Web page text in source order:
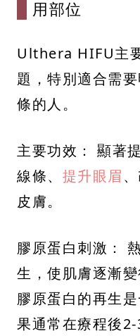
用部位
Ulthera HIFU主
題，特別適合需
條的人。
主要功效： 顯著
線條、 提升眼眉
皮膚。
膠原蛋白刺激：
生，使肌膚逐漸變
膠原蛋白的再生
果通常在療程後2-